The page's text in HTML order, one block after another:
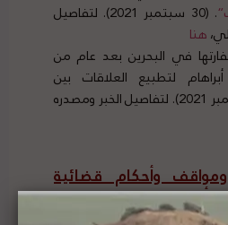
“
. (30 سبتمبر 2021). لتفاصيل
هنا
في البحرين بعد عام من
لتطبيع العلاقات بين
الدولتين. (30 سبتمبر 2021). لتفاصيل الخبر ومصدره
وأحكام قضائية
أوروبية، ودولية